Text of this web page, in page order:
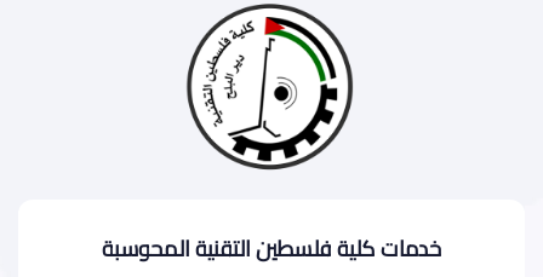
خدمات كلية فلسطين التقنية المحوسبة